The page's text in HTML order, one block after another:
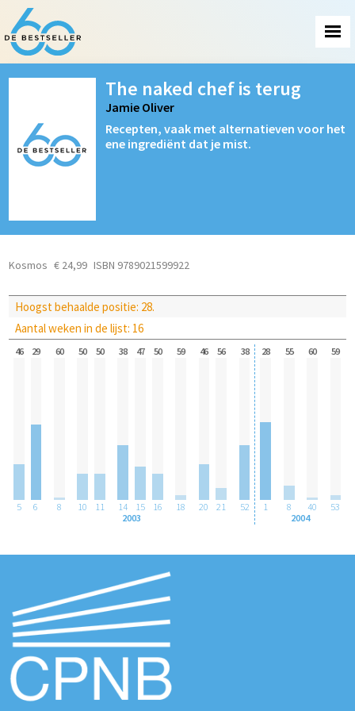
The naked chef is terug
Jamie Oliver
Recepten, vaak met alternatieven voor het
ene ingrediënt dat je mist.
Kosmos € 24,99 ISBN 9789021599922
Hoogst behaalde positie: 28.
Aantal weken in de lijst: 16
46
5
29
6
60
8
50
10
50
11
38
14
47
15
50
16
59
18
46
20
56
21
38
52
2003
28
1
55
8
60
40
59
53
2004